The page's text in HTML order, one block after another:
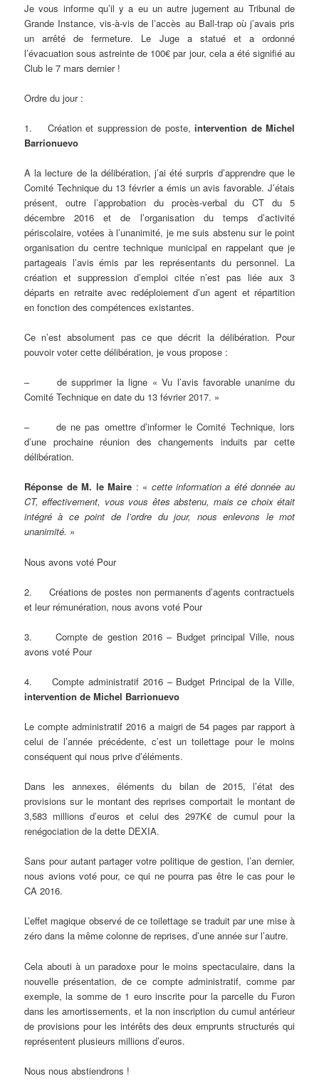
Je vous informe qu’il y a eu un autre jugement au Tribunal de
Grande Instance, vis-à-vis de l’accès au Ball-trap où j’avais pris
un arrêté de fermeture. Le Juge a statué et a ordonné
l’évacuation sous astreinte de 100€ par jour, cela a été signifié au
Club le 7 mars dernier !
Ordre du jour :
1. Création et suppression de poste,intervention de Michel
Barrionuevo
A la lecture de la délibération, j’ai été surpris d’apprendre que le
Comité Technique du 13 février a émis un avis favorable. J’étais
présent, outre l’approbation du procès-verbal du CT du 5
décembre 2016 et de l’organisation du temps d’activité
périscolaire, votées à l’unanimité, je me suis abstenu sur le point
organisation du centre technique municipal en rappelant que je
partageais l’avis émis par les représentants du personnel. La
création et suppression d’emploi citée n’est pas liée aux 3
départs en retraite avec redéploiement d’un agent et répartition
en fonction des compétences existantes.
Ce n’est absolument pas ce que décrit la délibération. Pour
pouvoir voter cette délibération, je vous propose :
– de supprimer la ligne « Vu l’avis favorable unanime du
Comité Technique en date du 13 février 2017. »
– de ne pas omettre d’informer le Comité Technique, lors
d’une prochaine réunion des changements induits par cette
délibération.
Réponse de M. le Maire : « cette information a été donnée au
CT, effectivement, vous vous êtes abstenu, mais ce choix était
intégré à ce point de l’ordre du jour, nous enlevons le mot
unanimité. »
Nous avons voté Pour
2. Créations de postes non permanents d’agents contractuels
et leur rémunération, nous avons voté Pour
3. Compte de gestion 2016 – Budget principal Ville, nous
avons voté Pour
4. Compte administratif 2016 – Budget Principal de la Ville,
intervention de Michel Barrionuevo
Le compte administratif 2016 a maigri de 54 pages par rapport à
celui de l’année précédente, c’est un toilettage pour le moins
conséquent qui nous prive d’éléments.
Dans les annexes, éléments du bilan de 2015, l’état des
provisions sur le montant des reprises comportait le montant de
3,583 millions d’euros et celui des 297K€ de cumul pour la
renégociation de la dette DEXIA.
Sans pour autant partager votre politique de gestion, l’an dernier,
nous avions voté pour, ce qui ne pourra pas être le cas pour le
CA 2016.
L’effet magique observé de ce toilettage se traduit par une mise à
zéro dans la même colonne de reprises, d’une année sur l’autre.
Cela abouti à un paradoxe pour le moins spectaculaire, dans la
nouvelle présentation, de ce compte administratif, comme par
exemple, la somme de 1 euro inscrite pour la parcelle du Furon
dans les amortissements, et la non inscription du cumul antérieur
de provisions pour les intérêts des deux emprunts structurés qui
représentent plusieurs millions d’euros.
Nous nous abstiendrons !